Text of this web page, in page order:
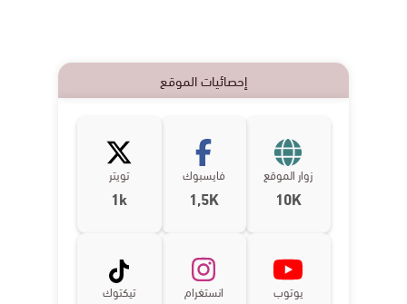
إحصائيات الموقع
زوار الموقع
10K
فايسبوك
1,5K
تويتر
1k
يوتوب انستغرام تيكتوك